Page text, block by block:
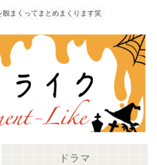
観まくってまとめまくります笑
ドラマ